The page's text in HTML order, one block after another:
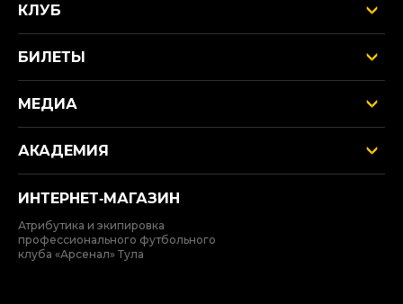
КЛУБ
БИЛЕТЫ
МЕДИА
АКАДЕМИЯ
ИНТЕРНЕТ‑МАГАЗИН
Атрибутика и экипировка
профессионального футбольного
клуба «Арсенал» Тула